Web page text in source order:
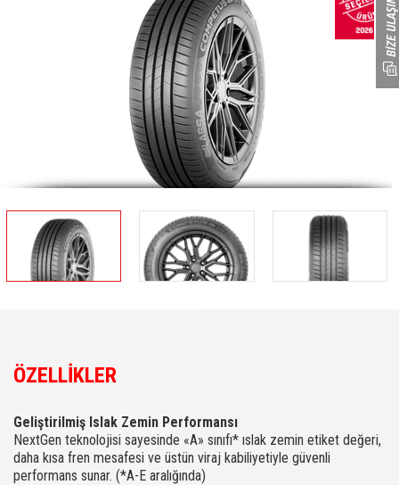
ÖZELLİKLER
Geliştirilmiş Islak Zemin Performansı
NextGen teknolojisi sayesinde «A» sınıfı* ıslak zemin etiket değeri,
daha kısa fren mesafesi ve üstün viraj kabiliyetiyle güvenli
performans sunar. (*A-E aralığında)